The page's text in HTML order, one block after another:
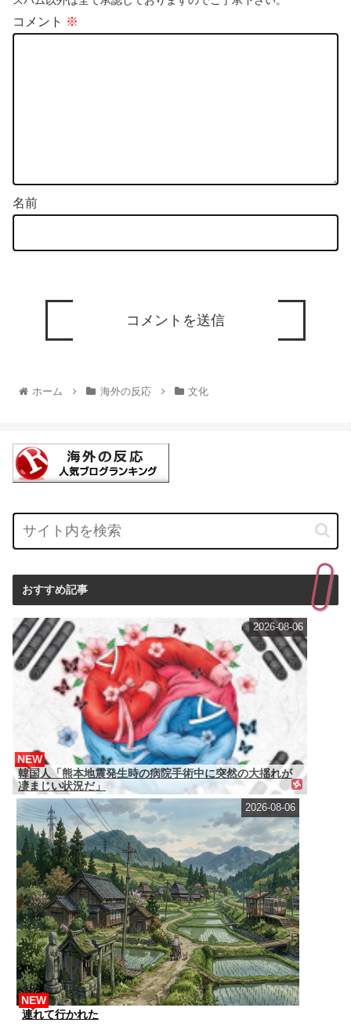
コメント ※
名前
ホーム 海外の反応 文化
おすすめ記事
韓国人「熊本地震発生時の病院手術中に突然の大揺れが
凄まじい状況だ」
NEW
2026-08-06
連れて行かれた
NEW
2026-08-06